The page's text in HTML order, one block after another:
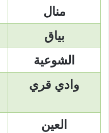
منال
بياق
الشوعية
وادي قري
العين